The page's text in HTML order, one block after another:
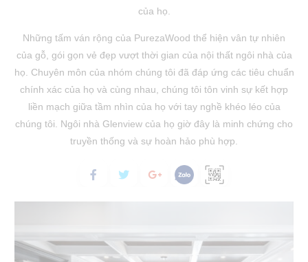
của họ.
Những tấm ván rộng của PurezaWood thể hiện vân tự nhiên
của gỗ, gói gọn vẻ đẹp vượt thời gian của nội thất ngôi nhà của
họ. Chuyên môn của nhóm chúng tôi đã đáp ứng các tiêu chuẩn
chính xác của họ và cùng nhau, chúng tôi tôn vinh sự kết hợp
liền mạch giữa tầm nhìn của họ với tay nghề khéo léo của
chúng tôi. Ngôi nhà Glenview của họ giờ đây là minh chứng cho
truyền thống và sự hoàn hảo phù hợp.